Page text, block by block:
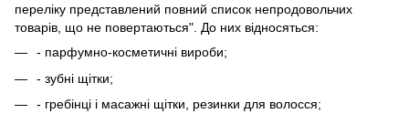
переліку представлений повний список непродовольчих
товарів, що не повертаються". До них відносяться:
- парфумно-косметичні вироби;
- зубні щітки;
- гребінці і масажні щітки, резинки для волосся;